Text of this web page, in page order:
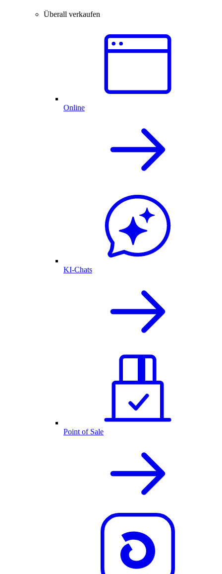
Überall verkaufen
Online
KI-Chats
Point of Sale